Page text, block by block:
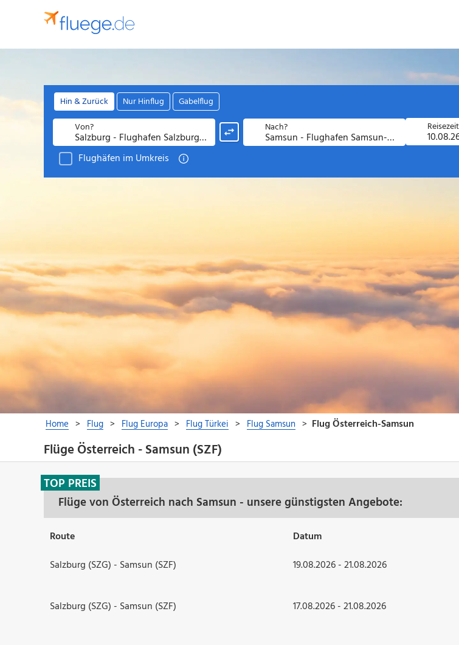
Flüge Österreich - Samsun (SZF)
Flüge von Österreich nach Samsun - unsere günstigsten Angebote:
TOP PREIS
Route Datum
Salzburg (SZG) - Samsun (SZF)
19.08.2026 - 21.08.2026
Salzburg (SZG) - Samsun (SZF) 17.08.2026 - 21.08.2026